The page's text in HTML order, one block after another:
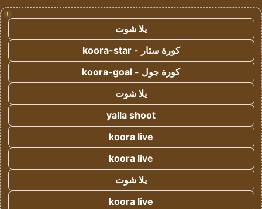
!
يلا شوت
كورة ستار - koora-star
كورة جول - koora-goal
يلا شوت
yalla shoot
koora live
koora live
يلا شوت
koora live